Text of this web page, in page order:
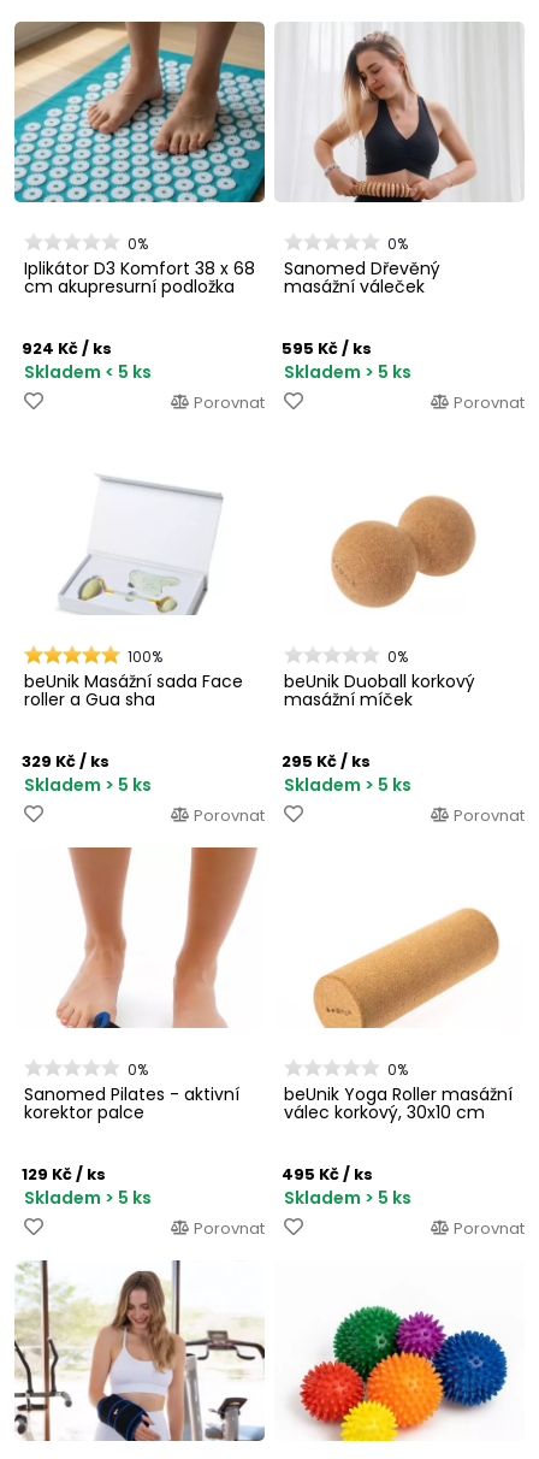
0%
Iplikátor D3 Komfort 38 x 68
cm akupresurní podložka
924 Kč/ ks
Skladem < 5 ks
Porovnat
0%
Sanomed Dřevěný
masážní váleček
595 Kč/ ks
Skladem > 5 ks
Porovnat
100%
beUnik Masážní sada Face
roller a Gua sha
329 Kč/ ks
Skladem > 5 ks
Porovnat
0%
beUnik Duoball korkový
masážní míček
295 Kč/ ks
Skladem > 5 ks
Porovnat
0%
Sanomed Pilates - aktivní
korektor palce
129 Kč/ ks
Skladem > 5 ks
Porovnat
0%
beUnik Yoga Roller masážní
válec korkový, 30x10 cm
495 Kč/ ks
Skladem > 5 ks
Porovnat